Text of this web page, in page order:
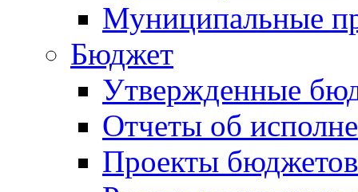
Муниципальные
Бюджет
Утвержденные
Отчеты об
Проекты бюджетов